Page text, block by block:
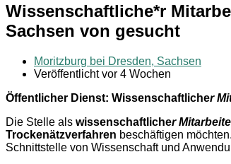
Wissenschaftliche*r
Sachsen von gesucht
Moritzburg bei Dresden, Sachsen
Veröffentlicht vor 4 Wochen
Öffentlicher Dienst: Wissenschaftlicher
Die Stelle als wissenschaftlicher
Trockenätzverfahren beschäftigen
Schnittstelle von Wissenschaft und